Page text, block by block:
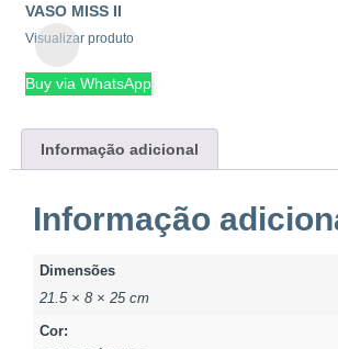
VASO MISS II
Visualizar produto
Buy via WhatsApp
Informação adicional
Informação
Dimensões
21.5 × 8 × 25 cm
Cor: